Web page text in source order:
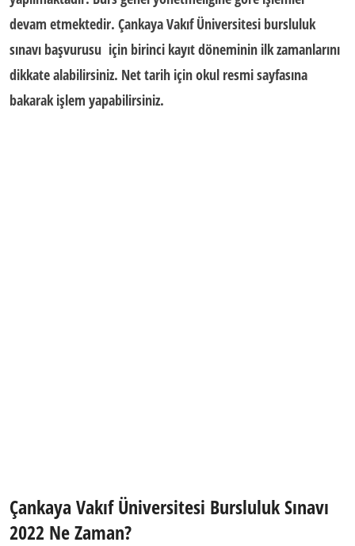
devam etmektedir. Çankaya Vakıf Üniversitesi bursluluk
sınavı başvurusu için birinci kayıt döneminin ilk zamanlarını
dikkate alabilirsiniz. Net tarih için okul resmi sayfasına
bakarak işlem yapabilirsiniz.
Çankaya Vakıf Üniversitesi Bursluluk Sınavı
2022 Ne Zaman?